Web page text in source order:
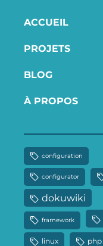
ACCUEIL
PROJETS
BLOG
À PROPOS
configuration
configurator
dokuwiki
framework
linux php